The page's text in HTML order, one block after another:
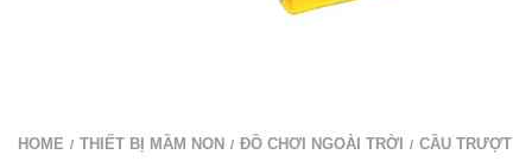
HOME / THIẾT BỊ MẦM NON / ĐỒ CHƠI NGOÀI TRỜI / CẦU TRƯỢT